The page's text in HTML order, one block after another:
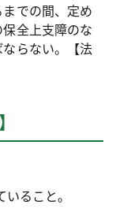
での間、定め
全上支障のな
らない。【法
ること。